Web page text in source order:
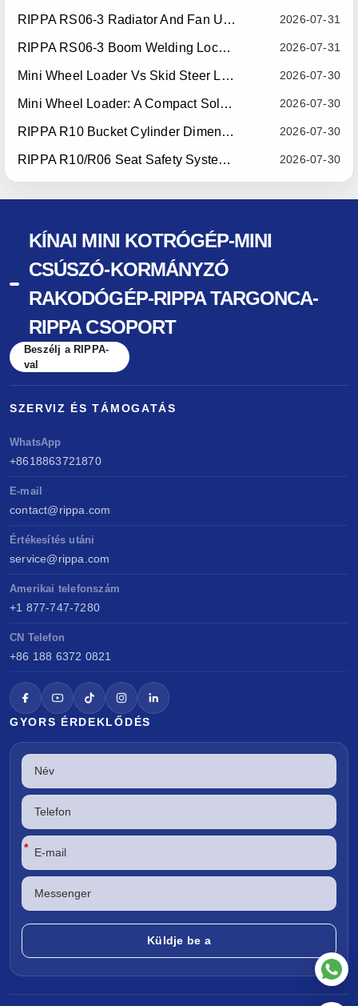
2026-07-31
RIPPA RS06-3 Radiator And Fan Upgrade — Effective July 10, 2026
2026-07-31
RIPPA RS06-3 Boom Welding Locating Bar Optimization — Effective July 15, 2026
2026-07-30
Mini Wheel Loader Vs Skid Steer Loader: Which Compact Machine Is Better For Your Business?
2026-07-30
Mini Wheel Loader: A Compact Solution For Efficient Material Handling
2026-07-30
RIPPA R10 Bucket Cylinder Dimension Optimization — Effective July 15, 2026
2026-07-30
RIPPA R10/R06 Seat Safety System Upgrade — Effective July 22, 2026
KÍNAI MINI KOTRÓGÉP-MINI
CSÚSZÓ-KORMÁNYZÓ
RAKODÓGÉP-RIPPA TARGONCA-
RIPPA CSOPORT
Beszélj a RIPPA-
val
SZERVIZ ÉS TÁMOGATÁS
WhatsApp
+8618863721870
E-mail
contact@rippa.com
Értékesítés utáni
service@rippa.com
Amerikai telefonszám
+1 877-747-7280
CN Telefon
+86 188 6372 0821
GYORS ÉRDEKLŐDÉS
*